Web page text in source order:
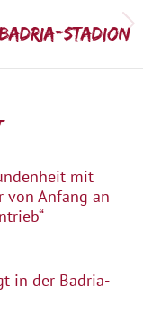
Badria-Stadion
mit
von Anfang an
in der Badria-